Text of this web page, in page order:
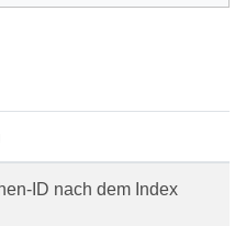
ID nach dem Index